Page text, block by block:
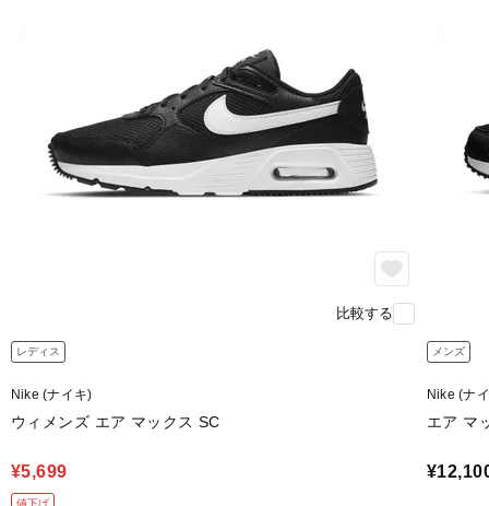
比較する
レディス
Nike (ナイキ)
ウィメンズ エア マックス SC
¥5,699
値下げ
メンズ
Nike (ナ
エア マ